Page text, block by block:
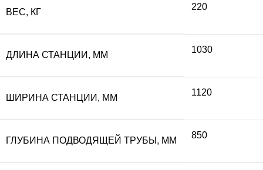
ВЕС, КГ
220
ДЛИНА СТАНЦИИ, ММ
1030
ШИРИНА СТАНЦИИ, ММ
1120
ГЛУБИНА ПОДВОДЯЩЕЙ ТРУБЫ, ММ
850